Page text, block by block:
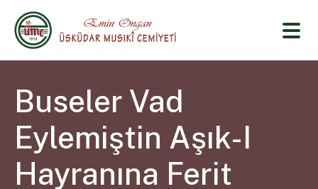
Buseler Vad
Eylemiştin Aşık-I
Hayranına Ferit